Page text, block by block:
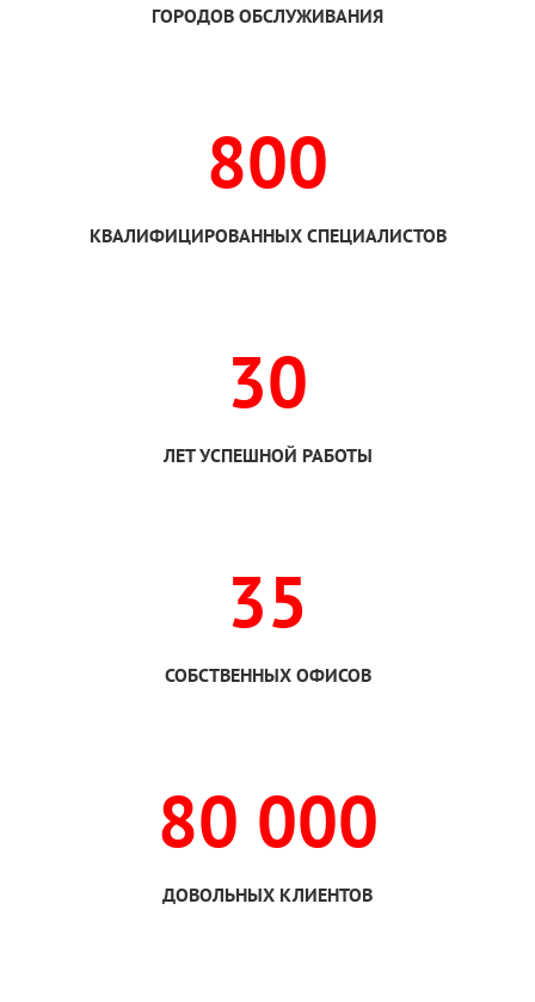
ГОРОДОВ ОБСЛУЖИВАНИЯ
800
КВАЛИФИЦИРОВАННЫХ СПЕЦИАЛИСТОВ
30
ЛЕТ УСПЕШНОЙ РАБОТЫ
35
СОБСТВЕННЫХ ОФИСОВ
80 000
ДОВОЛЬНЫХ КЛИЕНТОВ